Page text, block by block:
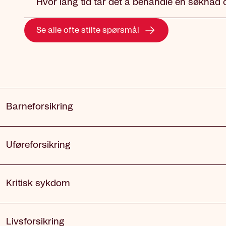
Hvor lang tid tar det å behandle en søknad
Se alle ofte stilte spørsmål
Barneforsikring
Uføre­forsikring
Kritisk sykdom
Livsforsikring